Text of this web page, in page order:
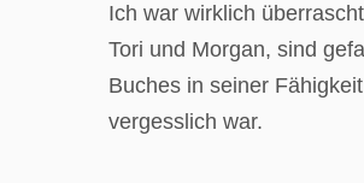
Ich war wirklich
Tori und Morgan, sind
Buches in seiner
vergesslich war.